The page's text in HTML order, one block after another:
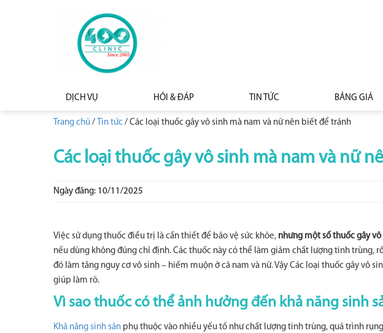
DỊCH VỤ HỎI & ĐÁP TIN TỨC BẢNG GIÁ
Trang chủ / Tin tức / Các loại thuốc gây vô sinh mà nam và nữ nên biết để tránh
Các loại thuốc gây vô sinh mà nam và nữ
Ngày đăng: 10/11/2025
Việc sử dụng thuốc điều trị là cần thiết để bảo vệ sức khỏe, nhưng một số thuốc gây vô
nếu dùng không đúng chỉ định. Các thuốc này có thể làm giảm chất lượng tinh trùng,
đó làm tăng nguy cơ vô sinh – hiếm muộn ở cả nam và nữ. Vậy Các loại thuốc gây vô
giúp làm rõ.
Vì sao thuốc có thể ảnh hưởng đến khả năng sinh
Khả năng sinh sản phụ thuộc vào nhiều yếu tố như chất lượng tinh trùng, quá trình